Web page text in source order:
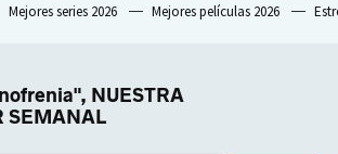
Mejores series 2026 Mejores películas 2026
NUESTRA
SEMANAL